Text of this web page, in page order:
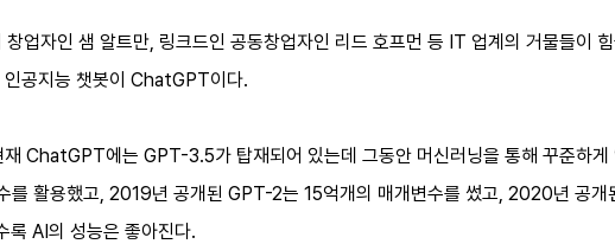
업자인 샘 알트만, 링크드인 공동창업자인 리드 호프먼 등 IT 업계의 거물들이
인공지능 챗봇이 ChatGPT이다.
ChatGPT에는 GPT-3.5가 탑재되어 있는데 그동안 머신러닝을 통해 꾸준하
를 활용했고, 2019년 공개된 GPT-2는 15억개의 매개변수를 썼고, 2020년 공
록 AI의 성능은 좋아진다.